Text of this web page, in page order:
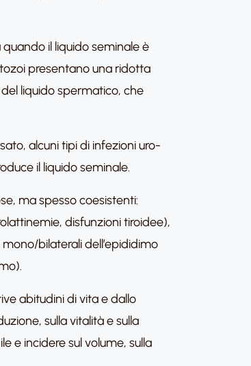
il liquido seminale è
presentano una ridotta
liquido spermatico, che
alcuni tipi di infezioni uro-
il liquido seminale.
ma spesso coesistenti:
disfunzioni tiroidee),
bilaterali dell’epididimo
abitudini di vita e dallo
sulla vitalità e sulla
e incidere sul volume, sulla